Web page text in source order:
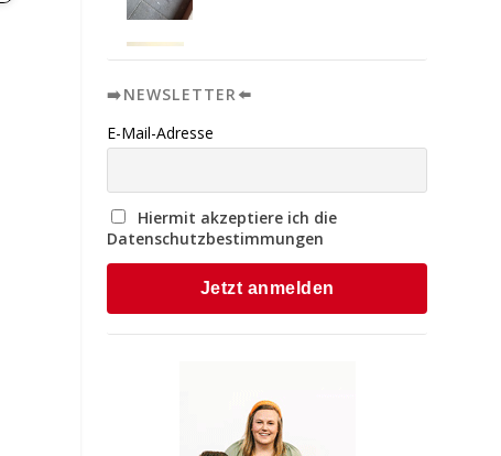
➡️NEWSLETTER⬅️
E-Mail-Adresse
Hiermit akzeptiere ich die
Datenschutzbestimmungen